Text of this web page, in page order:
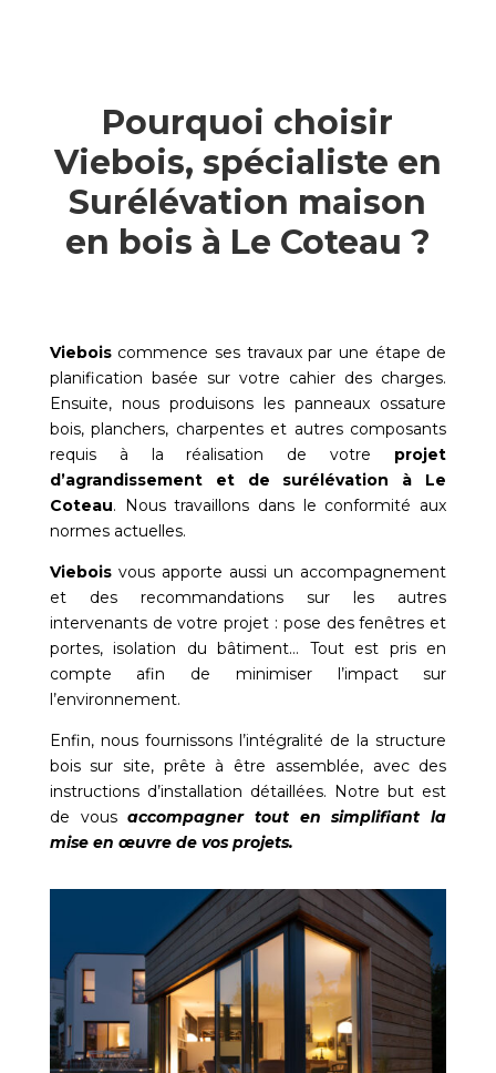
Pourquoi choisir
Viebois, spécialiste en
Surélévation maison
en bois à Le Coteau ?
Vieboiscommence ses travaux par une étape de
planification basée sur votre cahier des charges.
Ensuite, nous produisons les panneaux ossature
bois, planchers, charpentes et autres composants
requis à la réalisation de votre projet
d’agrandissement et de surélévation à
Le
Coteau. Nous travaillons dans le conformité aux
normes actuelles.
Vieboisvous apporte aussi un accompagnement
et des recommandations sur les autres
intervenants de votre projet : pose des fenêtres et
portes, isolation du bâtiment… Tout est pris en
compte afin de minimiser l’impact sur
l’environnement.
Enfin, nous fournissons l’intégralité de la structure
bois sur site, prête à être assemblée, avec des
instructions d’installation détaillées. Notre but est
de vousaccompagner tout en simplifiant la
mise en œuvre de vos projets.